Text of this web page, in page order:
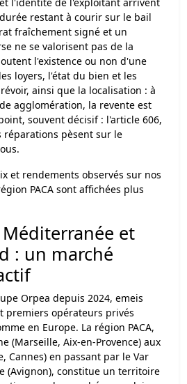
restant à courir sur le bail
fraîchement signé et un
ne se valorisent pas de la
l'existence ou non d'une
loyers, l'état du bien et les
ainsi que la localisation : à
agglomération, la revente est
souvent décisif : l'article 606,
réparations pèsent sur le
et rendements observés sur nos
PACA sont affichées plus
et
: un marché
Orpea depuis 2024, emeis
premiers opérateurs privés
en Europe. La région PACA,
(Marseille, Aix-en-Provence) aux
Cannes) en passant par le Var
(Avignon), constitue un territoire